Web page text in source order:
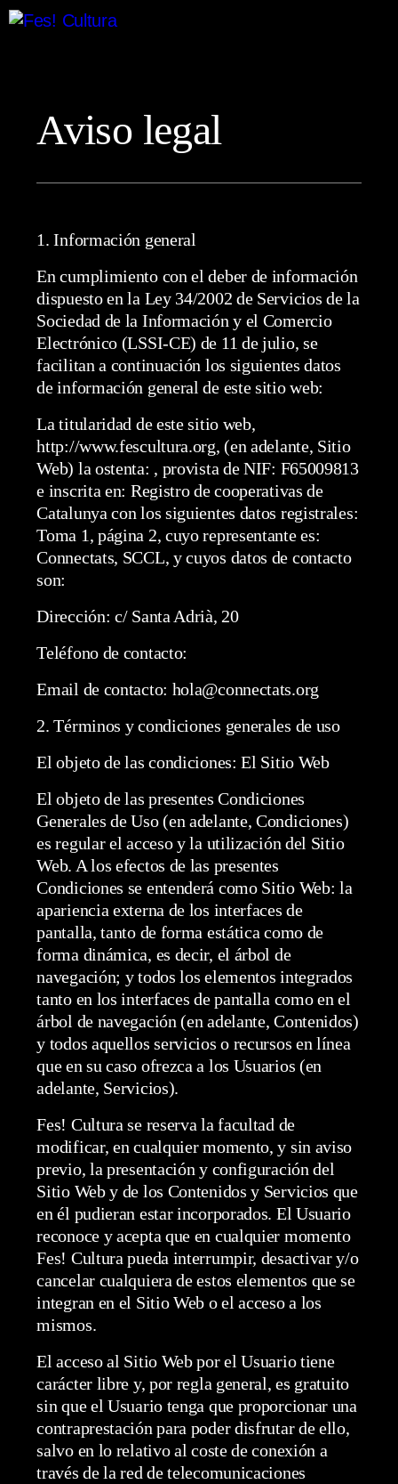
Aviso legal
1. Información general
En cumplimiento con el deber de información
dispuesto en la Ley 34/2002 de Servicios de la
Sociedad de la Información y el Comercio
Electrónico (LSSI-CE) de 11 de julio, se
facilitan a continuación los siguientes datos
de información general de este sitio web:
La titularidad de este sitio web,
http://www.fescultura.org, (en adelante, Sitio
Web) la ostenta: , provista de NIF: F65009813
e inscrita en: Registro de cooperativas de
Catalunya con los siguientes datos registrales:
Toma 1, página 2, cuyo representante es:
Connectats, SCCL, y cuyos datos de contacto
son:
Dirección: c/ Santa Adrià, 20
Teléfono de contacto:
Email de contacto: hola@connectats.org
2. Términos y condiciones generales de uso
El objeto de las condiciones: El Sitio Web
El objeto de las presentes Condiciones
Generales de Uso (en adelante, Condiciones)
es regular el acceso y la utilización del Sitio
Web. A los efectos de las presentes
Condiciones se entenderá como Sitio Web: la
apariencia externa de los interfaces de
pantalla, tanto de forma estática como de
forma dinámica, es decir, el árbol de
navegación; y todos los elementos integrados
tanto en los interfaces de pantalla como en el
árbol de navegación (en adelante, Contenidos)
y todos aquellos servicios o recursos en línea
que en su caso ofrezca a los Usuarios (en
adelante, Servicios).
Fes! Cultura se reserva la facultad de
modificar, en cualquier momento, y sin aviso
previo, la presentación y configuración del
Sitio Web y de los Contenidos y Servicios que
en él pudieran estar incorporados. El Usuario
reconoce y acepta que en cualquier momento
Fes! Cultura pueda interrumpir, desactivar y/o
cancelar cualquiera de estos elementos que se
integran en el Sitio Web o el acceso a los
mismos.
El acceso al Sitio Web por el Usuario tiene
carácter libre y, por regla general, es gratuito
sin que el Usuario tenga que proporcionar una
contraprestación para poder disfrutar de ello,
salvo en lo relativo al coste de conexión a
través de la red de telecomunicaciones